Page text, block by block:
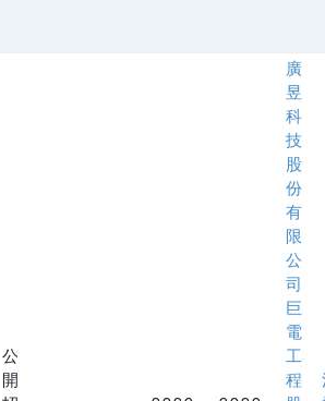
公
開
廣
昱
科
技
股
份
有
限
公
司
巨
電
工
程